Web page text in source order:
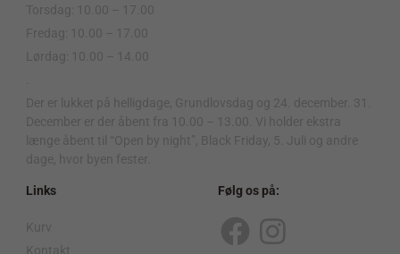
Torsdag: 10.00 – 17.00
Fredag: 10.00 – 17.00
Lørdag: 10.00 – 14.00
Der er lukket på helligdage, Grundlovsdag og 24. december. 31.
December er der åbent fra 10.00 – 13.00. Vi holder ekstra
længe åbent til “Open by night”, Black Friday, 5. Juli og andre
dage, hvor byen fester.
Links
Kurv
Kontakt
Følg os på:
F
I